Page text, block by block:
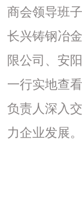
商会领导班
长兴铸钢冶
限公司、安
一行实地查
负责人深入
力企业发展。